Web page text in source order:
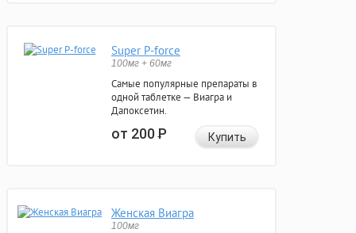
Super P-force
100мг + 60мг
Самые популярные препараты в
одной таблетке — Виагра и
Дапоксетин.
от 200Р Купить
Женская Виагра
100мг